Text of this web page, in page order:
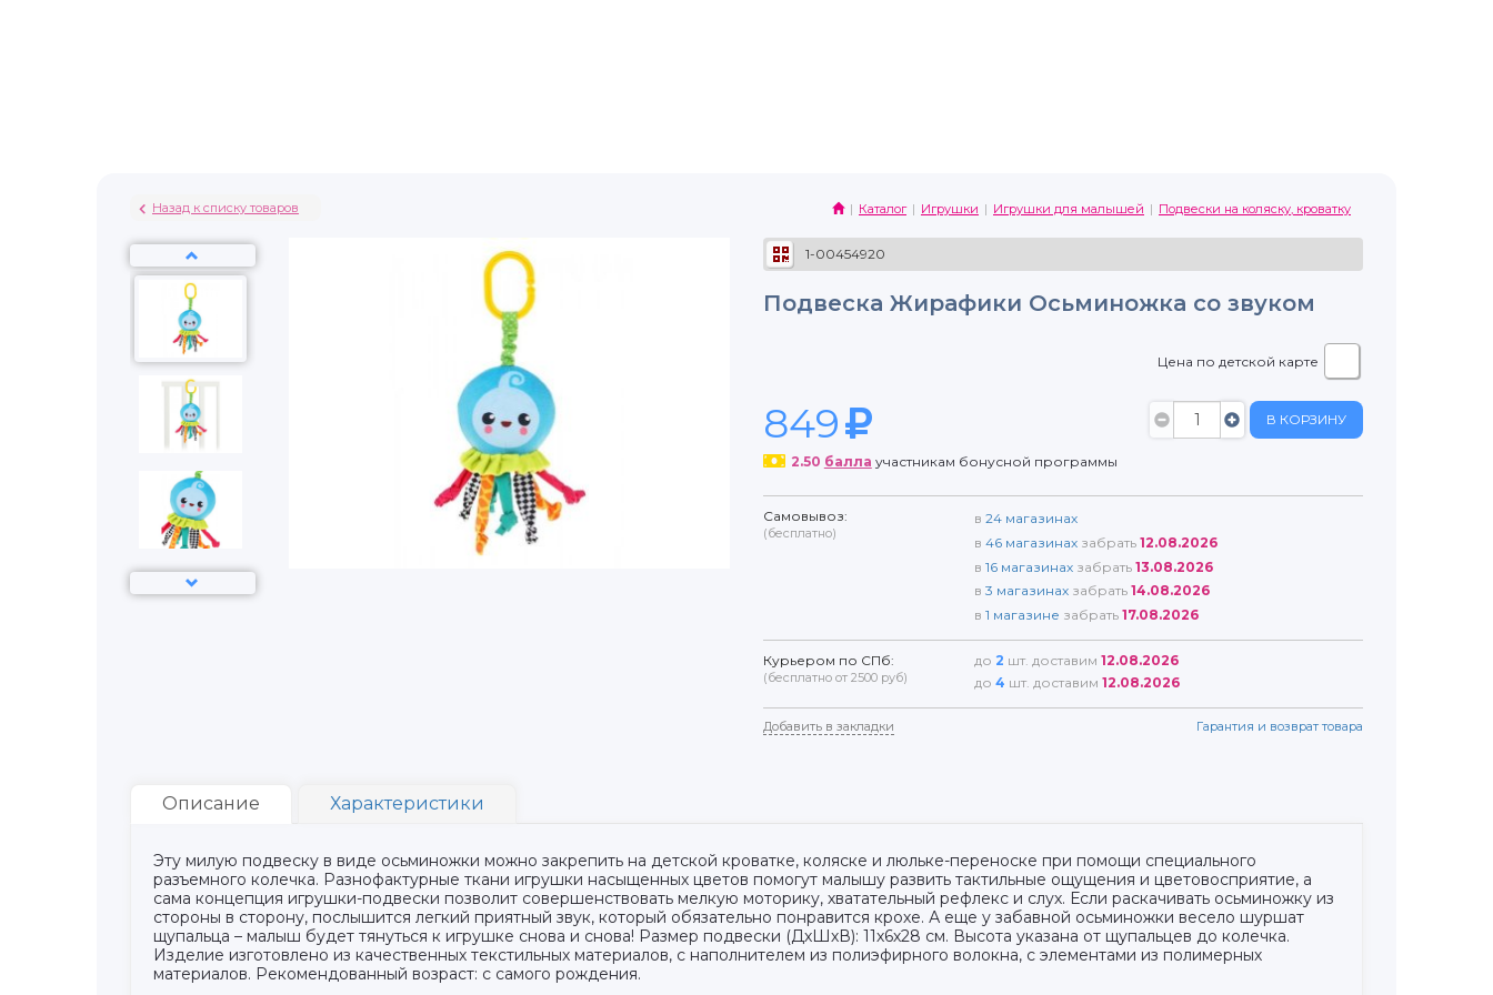
Назад к списку товаров Каталог Игрушки Игрушки для малышей Подвески на коляску, кроватку
1-00454920
Подвеска Жирафики Осьминожка со звуком
Цена по детской карте
849 В КОРЗИНУ
2.50 балла участникам бонусной программы
Самовывоз:
(бесплатно)
в 24 магазинах
в 46 магазинах забрать 12.08.2026
в 16 магазинах забрать 13.08.2026
в 3 магазинах забрать 14.08.2026
в 1 магазине забрать 17.08.2026
Курьером по СПб:
(бесплатно от 2500 руб)
до 2 шт. доставим 12.08.2026
до 4 шт. доставим 12.08.2026
Добавить в закладки Гарантия и возврат товара
Описание Характеристики
Эту милую подвеску в виде осьминожки можно закрепить на детской кроватке, коляске и люльке-переноске при помощи специального
разъемного колечка. Разнофактурные ткани игрушки насыщенных цветов помогут малышу развить тактильные ощущения и цветовосприятие, а
сама концепция игрушки-подвески позволит совершенствовать мелкую моторику, хватательный рефлекс и слух. Если раскачивать осьминожку из
стороны в сторону, послышится легкий приятный звук, который обязательно понравится крохе. А еще у забавной осьминожки весело шуршат
щупальца – малыш будет тянуться к игрушке снова и снова! Размер подвески (ДхШхВ): 11х6х28 см. Высота указана от щупальцев до колечка.
Изделие изготовлено из качественных текстильных материалов, с наполнителем из полиэфирного волокна, с элементами из полимерных
материалов. Рекомендованный возраст: с самого рождения.